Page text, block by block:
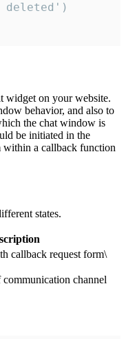
deleted')
widget on your website.
behavior, and also to
the chat window is
be initiated in the
within a callback function
states.
callback request form\
channel